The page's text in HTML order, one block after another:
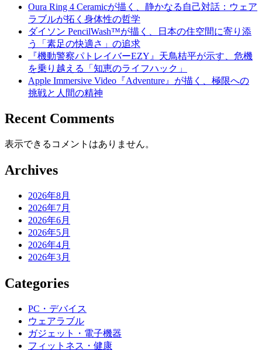
Oura Ring 4 Ceramicが描く、静かなる自己対話：ウェア
ラブルが拓く身体性の哲学
ダイソン PencilWash™が描く、日本の住空間に寄り添
う「素足の快適さ」の追求
『機動警察パトレイバーEZY』天鳥桔平が示す、危機
を乗り越える「知恵のライフハック」
Apple Immersive Video『Adventure』が描く、極限への
挑戦と人間の精神
Recent Comments
表示できるコメントはありません。
Archives
2026年8月
2026年7月
2026年6月
2026年5月
2026年4月
2026年3月
Categories
PC・デバイス
ウェアラブル
ガジェット・電子機器
フィットネス・健康